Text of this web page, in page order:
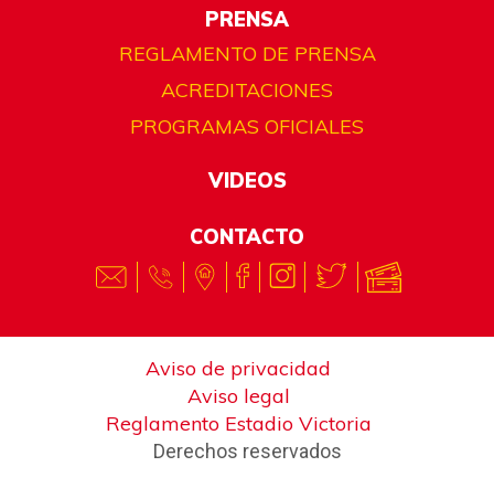
PRENSA
REGLAMENTO DE PRENSA
ACREDITACIONES
PROGRAMAS OFICIALES
VIDEOS
CONTACTO
Aviso de privacidad
Aviso legal
Reglamento Estadio Victoria
Derechos reservados